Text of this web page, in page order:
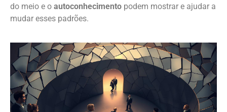
do meio e o autoconhecimento podem mostrar e ajudar a
mudar esses padrões.